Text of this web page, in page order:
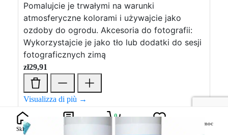
Pomalujcie je trwałymi na warunki
atmosferyczne kolorami i używajcie jako
ozdoby do ogrodu. Akcesoria do fotografii:
Wykorzystajcie je jako tło lub dodatki do sesji
fotograficznych zimą
zł29,91
Visualizza di più →
Sklep
0
Pomoc